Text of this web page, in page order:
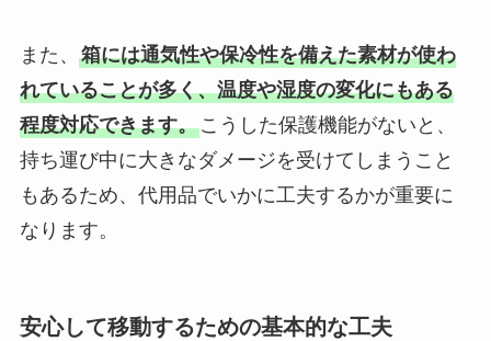
また、 箱には通気性や保冷性を備えた素材が使わ
れていることが多く、温度や湿度の変化にもある
程度対応できます。こうした保護機能がないと、
持ち運び中に大きなダメージを受けてしまうこと
もあるため、代用品でいかに工夫するかが重要に
なります。
安心して移動するための基本的な工夫